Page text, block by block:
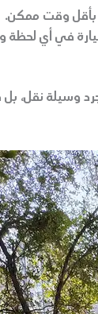
وقت ممكن.
في أي لحظة
وسيلة نقل، بل